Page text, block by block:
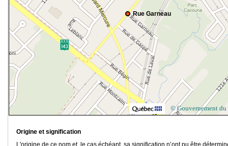
Rue Garneau
© Gouvernement du
Origine et signification
L'origine de ce nom et, le cas échéant, sa signification n’ont pu être